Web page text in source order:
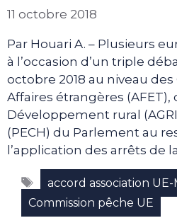
11 octobre 2018
Par Houari A. – Plusieurs
à l’occasion d’un triple
octobre 2018 au niveau
Affaires étrangères (AFET),
Développement rural
(PECH) du Parlement au
l’application des arrêts de
Étiquettes
accord association
Commission pêche UE